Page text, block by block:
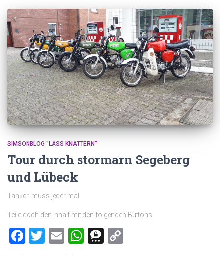
SIMSONBLOG "LASS KNATTERN"
Tour durch stormarn Segeberg
und Lübeck
Tanken muss jeder mal
Teile doch den Inhalt mit den folgenden Buttons:
Facebook
Twitter
EmailWhatsApp
Threema